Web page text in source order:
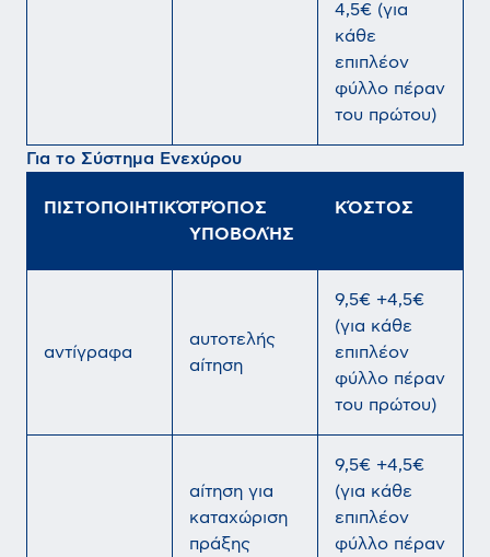
4,5€ (για
κάθε
επιπλέον
φύλλο πέραν
του πρώτου)
Για το Σύστημα Ενεχύρου
ΠΙΣΤΟΠΟΙΗΤΙΚΌΤΡΌΠΟΣ
ΥΠΟΒΟΛΉΣ
ΚΌΣΤΟΣ
αντίγραφα
αυτοτελής
αίτηση
9,5€ +4,5€
(για κάθε
επιπλέον
φύλλο πέραν
του πρώτου)
αίτηση για
καταχώριση
πράξης
9,5€ +4,5€
(για κάθε
επιπλέον
φύλλο πέραν